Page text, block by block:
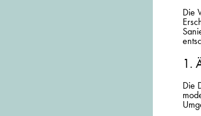
Die
1.
Die